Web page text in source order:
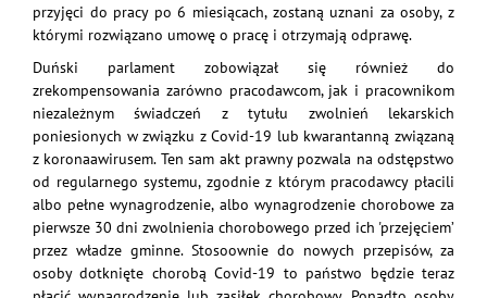
przyjęci do pracy po 6 miesiącach, zostaną uznani za osoby, z
którymi rozwiązano umowę o pracę i otrzymają odprawę.
Duński parlament zobowiązał się również do
zrekompensowania zarówno pracodawcom, jak i pracownikom
niezależnym świadczeń z tytułu zwolnień lekarskich
poniesionych w związku z Covid-19 lub kwarantanną związaną
z koronaawirusem. Ten sam akt prawny pozwala na odstępstwo
od regularnego systemu, zgodnie z którym pracodawcy płacili
albo pełne wynagrodzenie, albo wynagrodzenie chorobowe za
pierwsze 30 dni zwolnienia chorobowego przed ich 'przejęciem’
przez władze gminne. Stosoownie do nowych przepisów, za
osoby dotknięte chorobą Covid-19 to państwo będzie teraz